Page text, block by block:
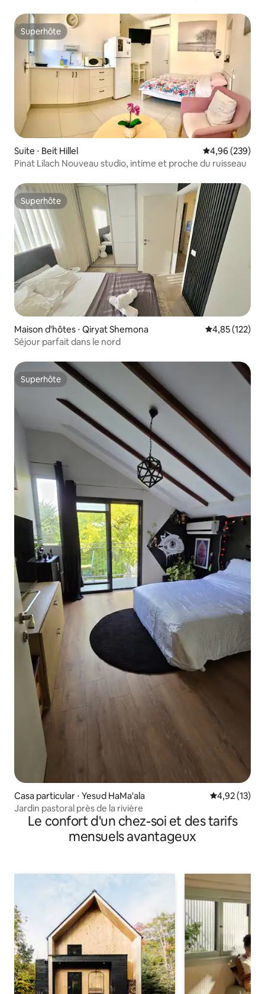
Superhôte
Superhôte
Suite ⋅ Beit Hillel Évaluation
4,96 (239)
Pinat Lilach Nouveau studio, intime et proche du ruisseau
Superhôte
Superhôte
Maison d'hôtes ⋅ Qiryat Shemona Évaluation
4,85 (122)
Séjour parfait dans le nord
Superhôte
Superhôte
Casa particular ⋅ Yesud HaMa'ala Évaluation
4,92 (13)
Jardin pastoral près de la rivière
Le confort d'un chez-soi et des tarifs
mensuels avantageux